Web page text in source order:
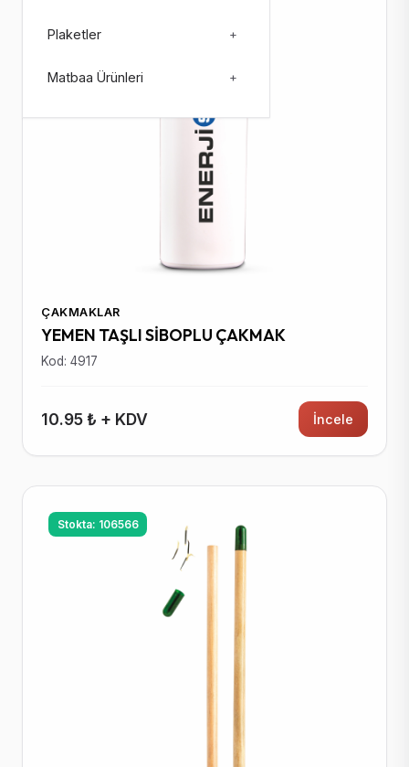
Plaketler +
Matbaa Ürünleri +
ÇAKMAKLAR
YEMEN TAŞLI SİBOPLU ÇAKMAK
Kod: 4917
10.95 ₺ + KDV İncele
Stokta: 106566